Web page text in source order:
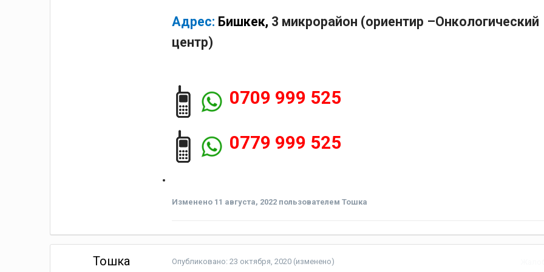
Адрес: Бишкек, 3 микрорайон (ориентир –Онкологический
центр)
0709 999 525
0779 999 525
Изменено 11 августа, 2022 пользователем Тошка
Тошка Опубликовано:23 октября, 2020 (изменено)